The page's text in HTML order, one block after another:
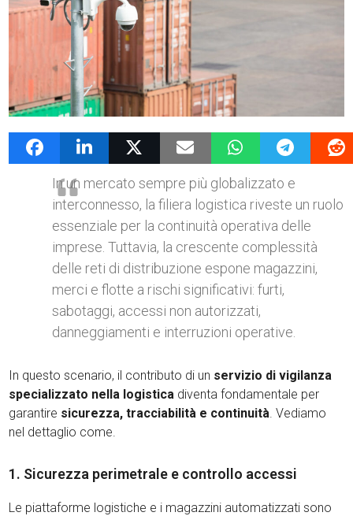
14 Giugno 2025 admin News G4Vigilanza
In un mercato sempre più globalizzato e
interconnesso, la filiera logistica riveste un ruolo
essenziale per la continuità operativa delle
imprese. Tuttavia, la crescente complessità
delle reti di distribuzione espone magazzini,
merci e flotte a rischi significativi: furti,
sabotaggi, accessi non autorizzati,
danneggiamenti e interruzioni operative.
In questo scenario, il contributo di un servizio di vigilanza
specializzato nella logistica diventa fondamentale per
garantire sicurezza, tracciabilità e continuità . Vediamo
nel dettaglio come.
1. Sicurezza perimetrale e controllo accessi
Le piattaforme logistiche e i magazzini automatizzati sono